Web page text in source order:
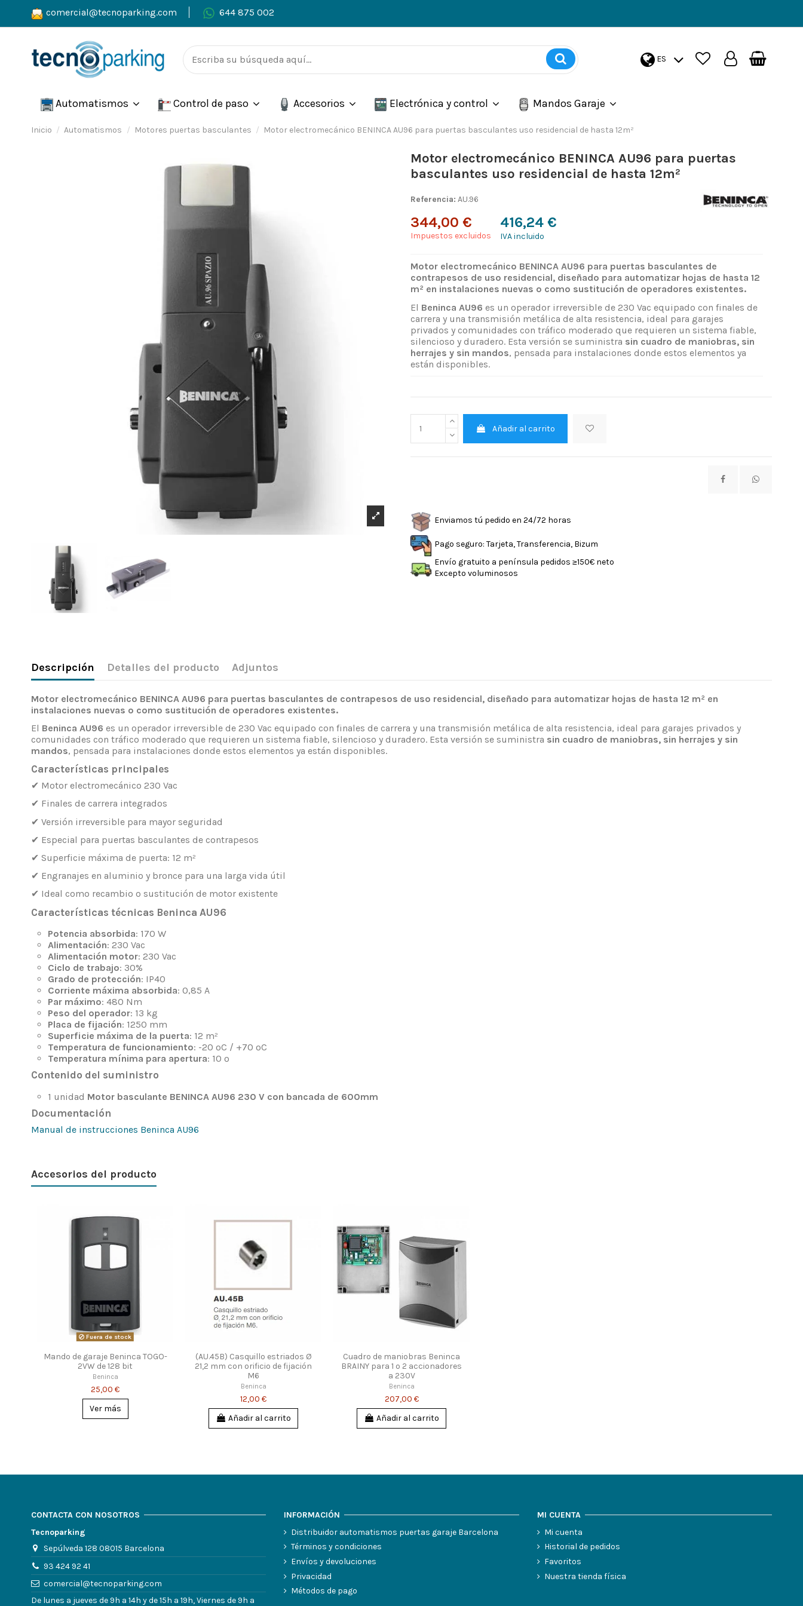
comercial@tecnoparking.com 644 875 002
ES
Automatismos Control de paso Accesorios Electrónica y control Mandos Garaje
Inicio Automatismos Motores puertas basculantes Motor electromecánico BENINCA AU96 para puertas basculantes uso residencial de hasta 12m²
Motor electromecánico BENINCA AU96 para puertas
basculantes uso residencial de hasta 12m²
Referencia: AU.96
344,00 €
Impuestos excluidos
416,24 €
IVA incluido
Motor electromecánico BENINCA AU96 para puertas basculantes de
contrapesos de uso residencial, diseñado para automatizar hojas de hasta 12
m² en instalaciones nuevas o como sustitución de operadores existentes.
El Beninca AU96 es un operador irreversible de 230 Vac equipado con finales de
carrera y una transmisión metálica de alta resistencia, ideal para garajes
privados y comunidades con tráfico moderado que requieren un sistema fiable,
silencioso y duradero. Esta versión se suministra sin cuadro de maniobras, sin
herrajes y sin mandos, pensada para instalaciones donde estos elementos ya
están disponibles.
Añadir al carrito
Enviamos tú pedido en 24/72 horas
Pago seguro: Tarjeta, Transferencia, Bizum
Envío gratuito a península pedidos ≥150€ neto
Excepto voluminosos
Descripción Detalles del producto Adjuntos
Motor electromecánico BENINCA AU96 para puertas basculantes de contrapesos de uso residencial, diseñado para automatizar hojas de hasta 12 m² en
instalaciones nuevas o como sustitución de operadores existentes.
El Beninca AU96 es un operador irreversible de 230 Vac equipado con finales de carrera y una transmisión metálica de alta resistencia, ideal para garajes privados y
comunidades con tráfico moderado que requieren un sistema fiable, silencioso y duradero. Esta versión se suministra sin cuadro de maniobras, sin herrajes y sin
mandos, pensada para instalaciones donde estos elementos ya están disponibles.
Características principales
✔ Motor electromecánico 230 Vac
✔ Finales de carrera integrados
✔ Versión irreversible para mayor seguridad
✔ Especial para puertas basculantes de contrapesos
✔ Superficie máxima de puerta: 12 m²
✔ Engranajes en aluminio y bronce para una larga vida útil
✔ Ideal como recambio o sustitución de motor existente
Características técnicas Beninca AU96
Potencia absorbida: 170 W
Alimentación: 230 Vac
Alimentación motor: 230 Vac
Ciclo de trabajo: 30%
Grado de protección: IP40
Corriente máxima absorbida: 0,85 A
Par máximo: 480 Nm
Peso del operador: 13 kg
Placa de fijación: 1250 mm
Superficie máxima de la puerta: 12 m²
Temperatura de funcionamiento: -20 ºC / +70 ºC
Temperatura mínima para apertura: 10 º
Contenido del suministro
1 unidad Motor basculante BENINCA AU96 230 V con bancada de 600mm
Documentación
Manual de instrucciones Beninca AU96
Accesorios del producto
Fuera de stock
Mando de garaje Beninca TOGO-
2VW de 128 bit
Beninca
25,00 €
Ver más
(AU.45B) Casquillo estriados Ø
21,2 mm con orificio de fijación
M6
Beninca
12,00 €
Añadir al carrito
Cuadro de maniobras Beninca
BRAINY para 1 o 2 accionadores
a 230V
Beninca
207,00 €
Añadir al carrito
CONTACTA CON NOSOTROS
Tecnoparking
Sepúlveda 128 08015 Barcelona
93 424 92 41
comercial@tecnoparking.com
De lunes a jueves de 9h a 14h y de 15h a 19h, Viernes de 9h a
INFORMACIÓN
Distribuidor automatismos puertas garaje Barcelona
Términos y condiciones
Envíos y devoluciones
Privacidad
Métodos de pago
MI CUENTA
Mi cuenta
Historial de pedidos
Favoritos
Nuestra tienda física